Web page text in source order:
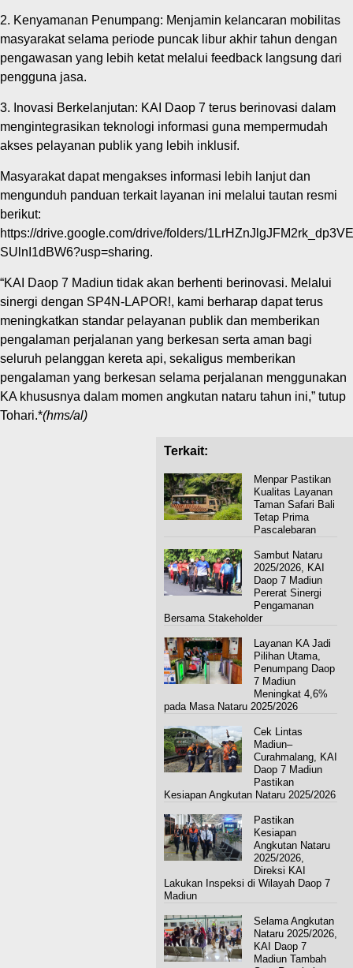
2. Kenyamanan Penumpang: Menjamin kelancaran mobilitas
masyarakat selama periode puncak libur akhir tahun dengan
pengawasan yang lebih ketat melalui feedback langsung dari
pengguna jasa.
3. Inovasi Berkelanjutan: KAI Daop 7 terus berinovasi dalam
mengintegrasikan teknologi informasi guna mempermudah
akses pelayanan publik yang lebih inklusif.
Masyarakat dapat mengakses informasi lebih lanjut dan
mengunduh panduan terkait layanan ini melalui tautan resmi
berikut:
https://drive.google.com/drive/folders/
SUlnI1dBW6?usp=sharing.
“KAI Daop 7 Madiun tidak akan berhenti berinovasi. Melalui
sinergi dengan SP4N-LAPOR!, kami berharap dapat terus
meningkatkan standar pelayanan publik dan memberikan
pengalaman perjalanan yang berkesan serta aman bagi
seluruh pelanggan kereta api, sekaligus memberikan
pengalaman yang berkesan selama perjalanan menggunakan
KA khususnya dalam momen angkutan nataru tahun ini,” tutup
Tohari.*(hms/al)
Terkait:
Menpar Pastikan
Kualitas Layanan
Taman Safari Bali
Tetap Prima
Pascalebaran
Sambut Nataru
2025/2026, KAI
Daop 7 Madiun
Pererat Sinergi
Pengamanan
Bersama Stakeholder
Layanan KA Jadi
Pilihan Utama,
Penumpang Daop
7 Madiun
Meningkat 4,6%
pada Masa Nataru 2025/2026
Cek Lintas
Madiun–
Curahmalang, KAI
Daop 7 Madiun
Pastikan
Kesiapan Angkutan Nataru 2025/2026
Pastikan
Kesiapan
Angkutan Nataru
2025/2026,
Direksi KAI
Lakukan Inspeksi di Wilayah Daop 7
Madiun
Selama Angkutan
Nataru 2025/2026,
KAI Daop 7
Madiun Tambah